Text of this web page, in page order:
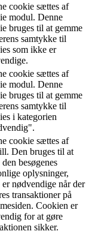
cookie sættes af
modul. Denne
bruges til at gemme
samtykke til
som ikke er
cookie sættes af
modul. Denne
bruges til at gemme
samtykke til
i kategorien
cookie sættes af
Den bruges til at
besøgenes
oplysninger,
er nødvendige når der
transaktioner på
Cookien er
for at gøre
sikker.